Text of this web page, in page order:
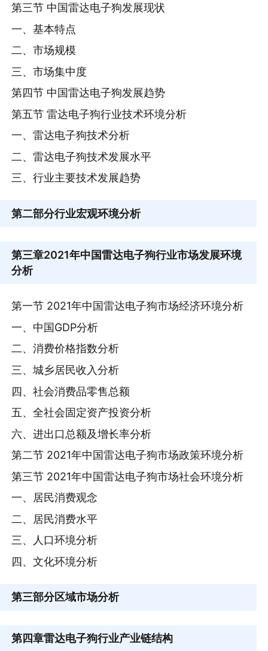
第三节 中国雷达电子狗发展现状
一、基本特点
二、市场规模
三、市场集中度
第四节 中国雷达电子狗发展趋势
第五节 雷达电子狗行业技术环境分析
一、雷达电子狗技术分析
二、雷达电子狗技术发展水平
三、行业主要技术发展趋势
第二部分行业宏观环境分析
第三章2021年中国雷达电子狗行业市场发展环境
分析
第一节 2021年中国雷达电子狗市场经济环境分析
一、中国GDP分析
二、消费价格指数分析
三、城乡居民收入分析
四、社会消费品零售总额
五、全社会固定资产投资分析
六、进出口总额及增长率分析
第二节 2021年中国雷达电子狗市场政策环境分析
第三节 2021年中国雷达电子狗市场社会环境分析
一、居民消费观念
二、居民消费水平
三、人口环境分析
四、文化环境分析
第三部分区域市场分析
第四章雷达电子狗行业产业链结构